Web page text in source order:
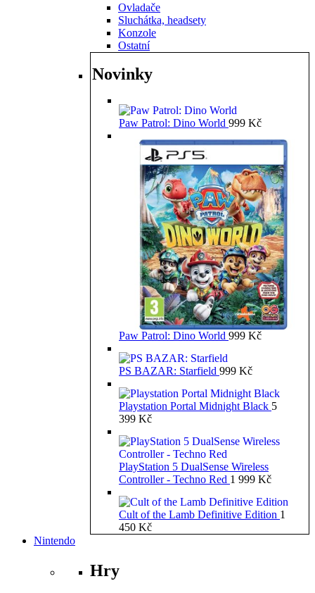
Ovladače
Sluchátka, headsety
Konzole
Ostatní
Novinky
Paw Patrol: Dino World 999 Kč
Paw Patrol: Dino World 999 Kč
PS BAZAR: Starfield 999 Kč
Playstation Portal Midnight Black 5
399 Kč
PlayStation 5 DualSense Wireless
Controller - Techno Red 1 999 Kč
Cult of the Lamb Definitive Edition 1
450 Kč
Nintendo
Hry